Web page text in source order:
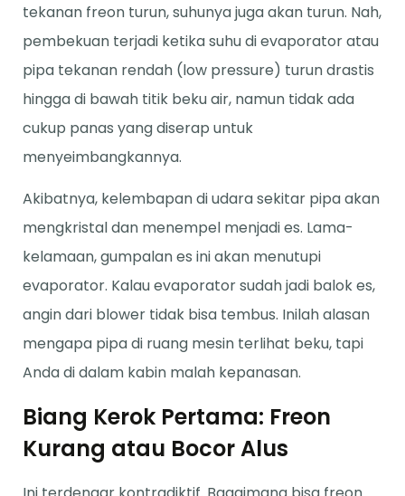
tekanan freon turun, suhunya juga akan turun. Nah,
pembekuan terjadi ketika suhu di evaporator atau
pipa tekanan rendah (low pressure) turun drastis
hingga di bawah titik beku air, namun tidak ada
cukup panas yang diserap untuk
menyeimbangkannya.
Akibatnya, kelembapan di udara sekitar pipa akan
mengkristal dan menempel menjadi es. Lama-
kelamaan, gumpalan es ini akan menutupi
evaporator. Kalau evaporator sudah jadi balok es,
angin dari blower tidak bisa tembus. Inilah alasan
mengapa pipa di ruang mesin terlihat beku, tapi
Anda di dalam kabin malah kepanasan.
Biang Kerok Pertama: Freon
Kurang atau Bocor Alus